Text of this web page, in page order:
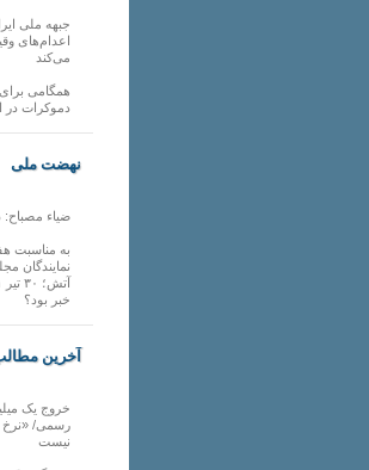
جبهه ملی
اعدام‌های
می‌کند
همگامی
دموکرات در
نهضت ملی
ضیاء مصباح:
به مناسبت
نمایندگان
خبر بود؟
آخرین
خروج یک
نیست